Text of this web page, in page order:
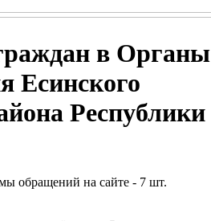
в Органы
Есинского
Республики
обращений на сайте - 7 шт.